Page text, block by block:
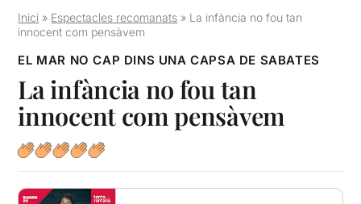
Inici » Espectacles recomanats » La infància no fou tan
innocent com pensàvem
EL MAR NO CAP DINS UNA CAPSA DE SABATES
La infància no fou tan
innocent com pensàvem